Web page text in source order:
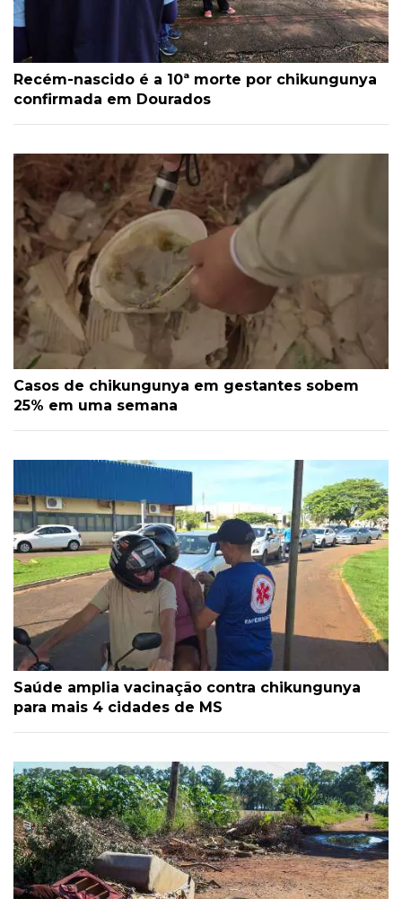
Recém-nascido é a 10ª morte por chikungunya
confirmada em Dourados
Casos de chikungunya em gestantes sobem
25% em uma semana
Saúde amplia vacinação contra chikungunya
para mais 4 cidades de MS